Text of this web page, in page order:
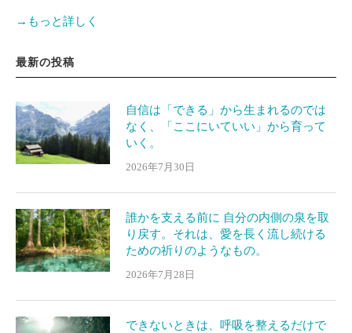
→もっと詳しく
最新の投稿
自信は「できる」から生まれるのでは
なく、「ここにいていい」から育って
いく。
2026年7月30日
誰かを支える前に 自分の内側の泉を取
り戻す。それは、愛を長く流し続ける
ための祈りのようなもの。
2026年7月28日
できないときは、呼吸を整えるだけで